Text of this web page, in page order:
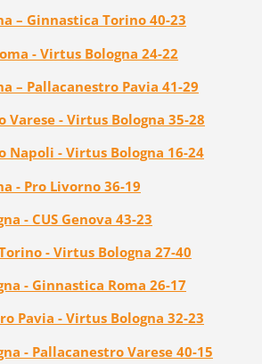
– Ginnastica Torino 40-23
- Virtus Bologna 24-22
– Pallacanestro Pavia 41-29
Varese - Virtus Bologna 35-28
Napoli - Virtus Bologna 16-24
- Pro Livorno 36-19
- CUS Genova 43-23
- Virtus Bologna 27-40
- Ginnastica Roma 26-17
Pavia - Virtus Bologna 32-23
- Pallacanestro Varese 40-15